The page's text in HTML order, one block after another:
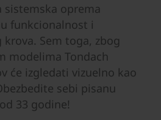
sistemska oprema
funkcionalnost i
Sem toga, zbog
modelima Tondach
će izgledati vizuelno kao
sebi pisanu
33 godine!